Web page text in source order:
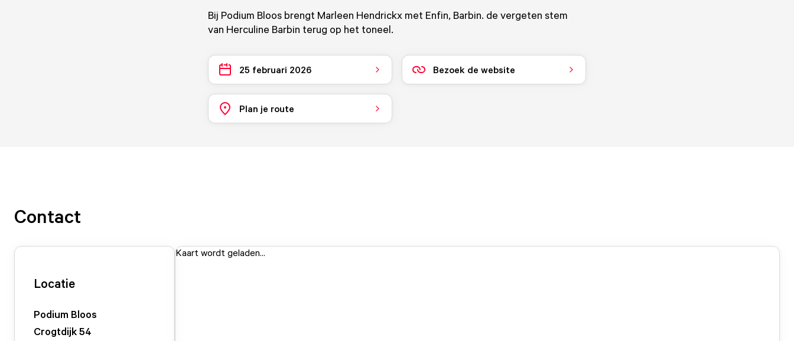
Bij Podium Bloos brengt Marleen Hendrickx met Enfin, Barbin. de vergeten stem
van Herculine Barbin terug op het toneel.
25 februari 2026 Bezoek de website
Plan je route
Contact
Locatie
Podium Bloos
Crogtdijk54
Kaart wordt geladen...